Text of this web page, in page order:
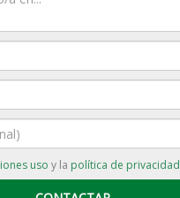
uso y la política de privacidad